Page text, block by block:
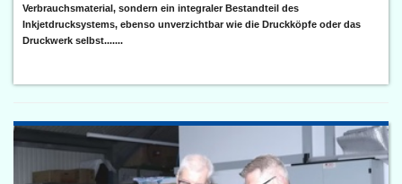
Verbrauchsmaterial, sondern ein integraler Bestandteil des
Inkjetdrucksystems, ebenso unverzichtbar wie die Druckköpfe oder das
Druckwerk selbst.......